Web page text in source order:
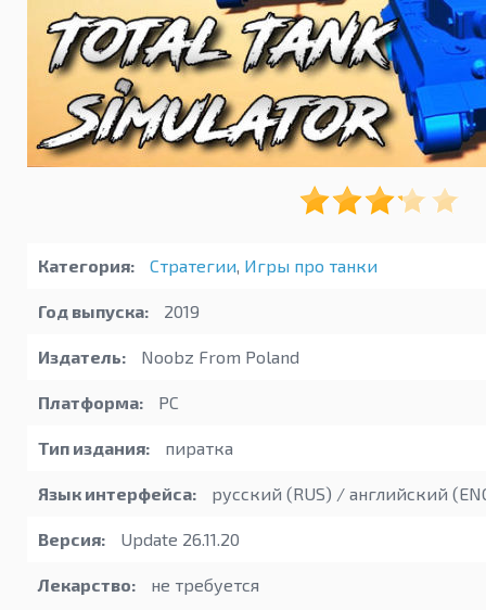
Категория: Стратегии, Игры про танки
Год выпуска: 2019
Издатель: Noobz From Poland
Платформа: PC
Тип издания: пиратка
Язык интерфейса: русский (RUS) / английский
Версия: Update 26.11.20
Лекарство: не требуется